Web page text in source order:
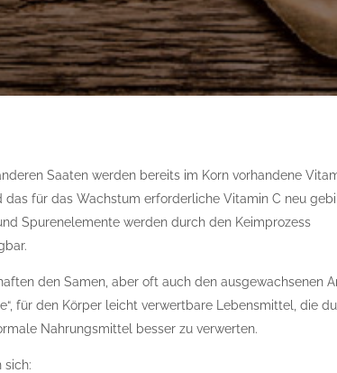
Saaten werden bereits im Korn vorhandene
für das Wachstum erforderliche Vitamin C neu
Spurenelemente werden durch den Keimprozess
den Samen, aber oft auch den ausgewachsenen
für den Körper leicht verwertbare Lebensmittel, die
Nahrungsmittel besser zu verwerten.
sich: